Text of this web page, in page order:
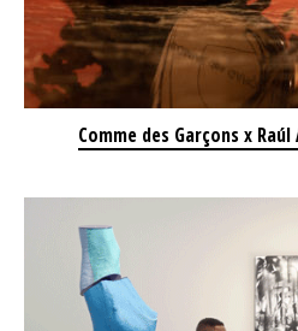
Comme des Garçons x